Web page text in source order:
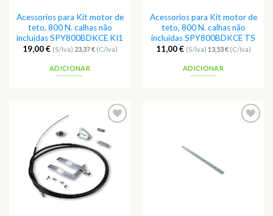
Acessorios para Kit motor de
teto, 800 N. calhas não
incluidas SPY800BDKCE KI1
19,00€ (S/Iva) 23,37€(C/Iva)
ADICIONAR
Acessorios para Kit motor de
teto, 800 N. calhas não
incluidas SPY800BDKCE TS
11,00€ (S/Iva) 13,53€(C/Iva)
ADICIONAR
Adicionar
Favoritos